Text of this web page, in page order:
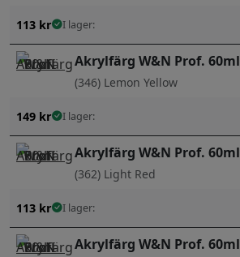
113 kr I lager:
Akrylfärg W&N Prof. 60ml
(346) Lemon Yellow
149 kr I lager:
Akrylfärg W&N Prof. 60ml
(362) Light Red
113 kr I lager:
Akrylfärg W&N Prof. 60ml